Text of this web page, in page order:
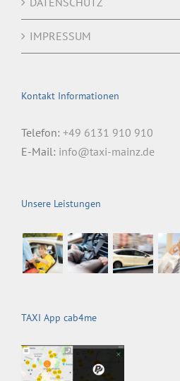
IMPRESSUM
Kontakt Informationen
Telefon: +49 6131 910 910
E-Mail: info@taxi-mainz.de
Unsere Leistungen
TAXI App cab4me